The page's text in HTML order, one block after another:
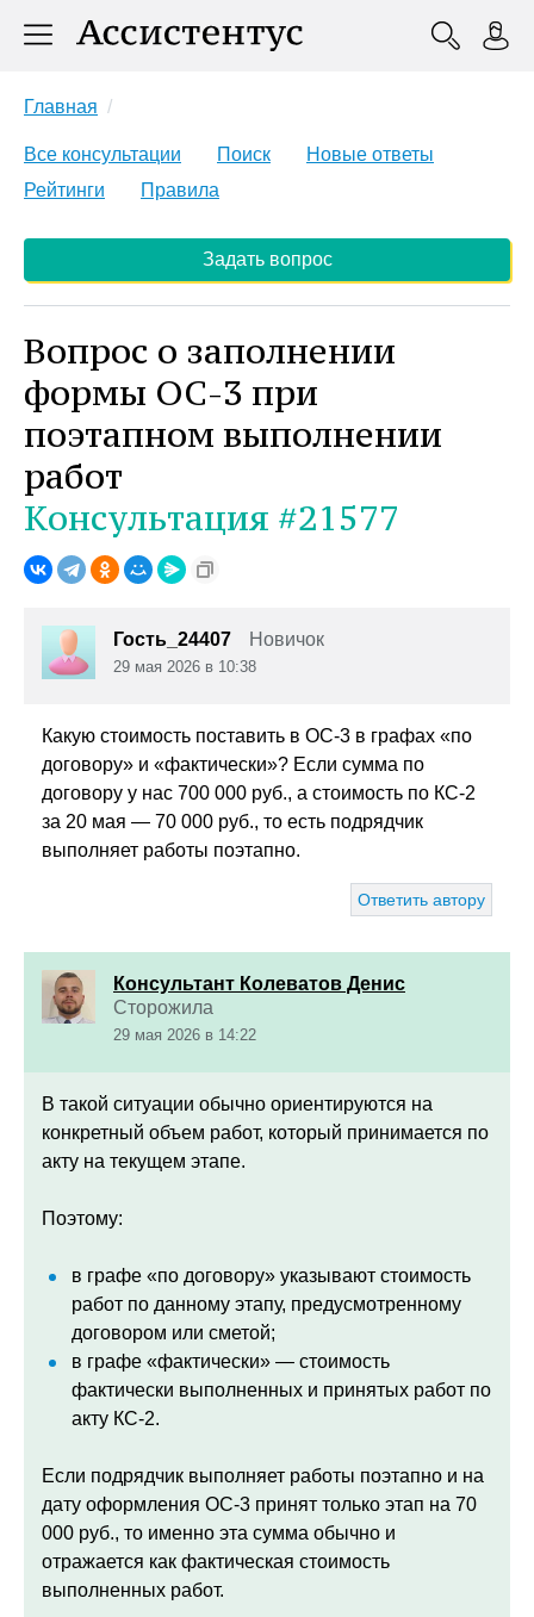
Главная
Все консультации Поиск
Новые ответы
Рейтинги
Правила
Задать вопрос
Вопрос о заполнении
формы ОС-3 при
поэтапном выполнении
работ
Консультация #21577
Гость_24407 Новичок
29 мая 2026 в 10:38
Какую стоимость поставить в ОС-3 в графах «по
договору» и «фактически»? Если сумма по
договору у нас 700 000 руб., а стоимость по КС-2
за 20 мая — 70 000 руб., то есть подрядчик
выполняет работы поэтапно.
Ответить автору
Консультант Колеватов Денис
Сторожила
29 мая 2026 в 14:22
В такой ситуации обычно ориентируются на
конкретный объем работ, который принимается по
акту на текущем этапе.
Поэтому:
в графе «по договору» указывают стоимость
работ по данному этапу, предусмотренному
договором или сметой;
в графе «фактически» — стоимость
фактически выполненных и принятых работ по
акту КС-2.
Если подрядчик выполняет работы поэтапно и на
дату оформления ОС-3 принят только этап на 70
000 руб., то именно эта сумма обычно и
отражается как фактическая стоимость
выполненных работ.